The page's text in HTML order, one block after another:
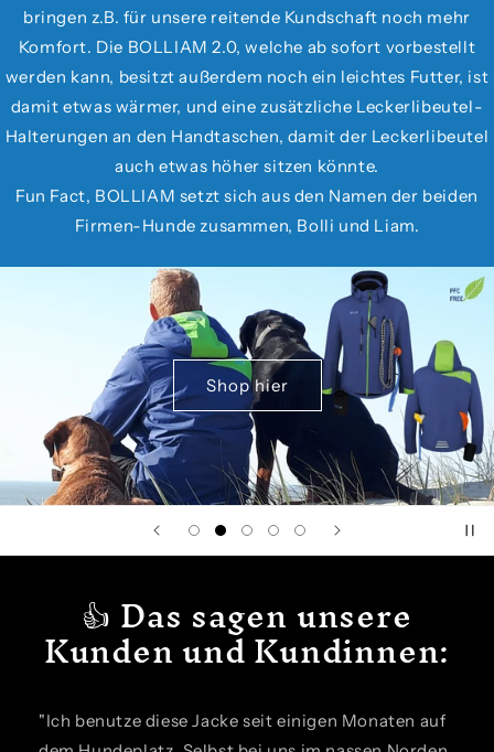
bringen z.B. für unsere reitende Kundschaft noch mehr
Komfort. Die BOLLIAM 2.0, welche ab sofort vorbestellt
werden kann, besitzt außerdem noch ein leichtes Futter, ist
damit etwas wärmer, und eine zusätzliche Leckerlibeutel-
Halterungen an den Handtaschen, damit der Leckerlibeutel
auch etwas höher sitzen könnte.
Fun Fact, BOLLIAM setzt sich aus den Namen der beiden
Firmen-Hunde zusammen, Bolli und Liam.
Shop hier
👍 Das sagen unsere
Kunden und Kundinnen:
"Ich benutze diese Jacke seit einigen Monaten auf